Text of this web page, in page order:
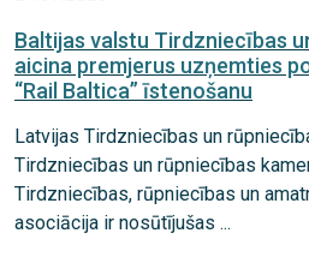
Baltijas valstu Tirdzniecības
aicina premjerus uzņemties
“Rail Baltica” īstenošanu
Latvijas Tirdzniecības un
Tirdzniecības un rūpniecības
Tirdzniecības, rūpniecības un
asociācija ir nosūtījušas ...